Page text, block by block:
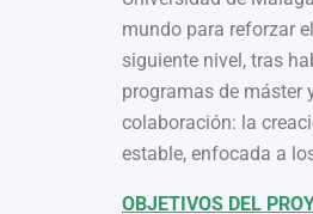
mundo para reforzar
siguiente nivel, tras
programas de máster
colaboración: la
estable, enfocada a
OBJETIVOS DEL